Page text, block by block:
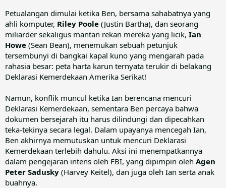
Petualangan dimulai ketika Ben, bersama sahabatnya yang
ahli komputer, Riley Poole (Justin Bartha), dan seorang
miliarder sekaligus mantan rekan mereka yang licik, Ian
Howe (Sean Bean), menemukan sebuah petunjuk
tersembunyi di bangkai kapal kuno yang mengarah pada
rahasia besar: peta harta karun ternyata terukir di belakang
Deklarasi Kemerdekaan Amerika Serikat!
Namun, konflik muncul ketika Ian berencana mencuri
Deklarasi Kemerdekaan, sementara Ben percaya bahwa
dokumen bersejarah itu harus dilindungi dan dipecahkan
teka-tekinya secara legal. Dalam upayanya mencegah Ian,
Ben akhirnya memutuskan untuk mencuri Deklarasi
Kemerdekaan terlebih dahulu. Aksi ini menempatkannya
dalam pengejaran intens oleh FBI, yang dipimpin oleh Agen
Peter Sadusky (Harvey Keitel), dan juga oleh Ian serta anak
buahnya.